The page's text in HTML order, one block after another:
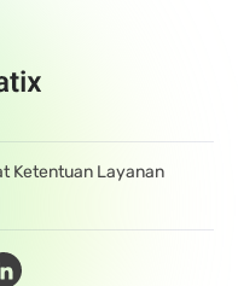
Ketentuan Layanan